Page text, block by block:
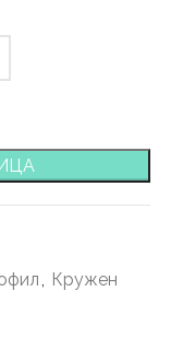
Кружен